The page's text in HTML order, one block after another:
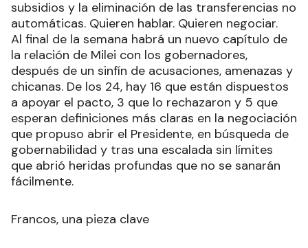
subsidios y la eliminación de las transferencias no
automáticas. Quieren hablar. Quieren negociar.
Al final de la semana habrá un nuevo capítulo de
la relación de Milei con los gobernadores,
después de un sinfín de acusaciones, amenazas y
chicanas. De los 24, hay 16 que están dispuestos
a apoyar el pacto, 3 que lo rechazaron y 5 que
esperan definiciones más claras en la negociación
que propuso abrir el Presidente, en búsqueda de
gobernabilidad y tras una escalada sin límites
que abrió heridas profundas que no se sanarán
fácilmente.
Francos, una pieza clave